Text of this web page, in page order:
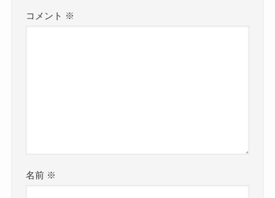
コメント ※
名前 ※